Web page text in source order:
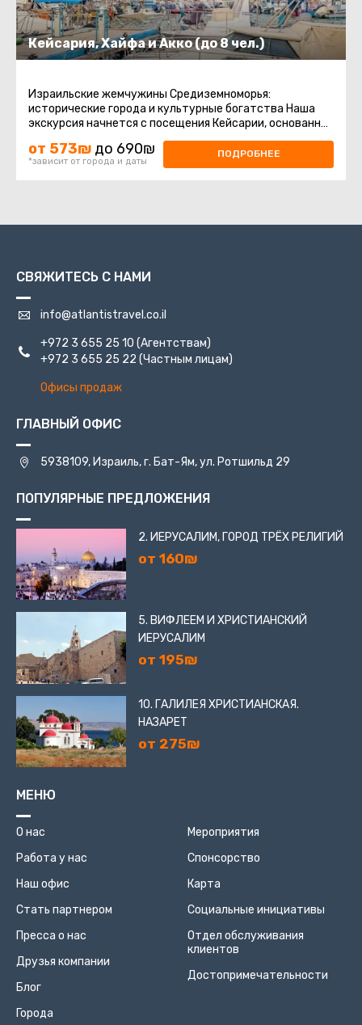
Кейсария, Хайфа и Акко (до 8 чел.)
Израильские жемчужины Средиземноморья:
исторические города и культурные богатства Наша
экскурсия начнется с посещения Кейсарии, основанной
в честь римского императора ...
от 573₪ до 690₪
*зависит от города и даты
ПОДРОБНЕЕ
СВЯЖИТЕСЬ С НАМИ
info@atlantistravel.co.il
+972 3 655 25 10 (Агентствам)
+972 3 655 25 22 (Частным лицам)
Офисы продаж
ГЛАВНЫЙ ОФИС
5938109, Израиль, г. Бат-Ям, ул. Ротшильд 29
ПОПУЛЯРНЫЕ ПРЕДЛОЖЕНИЯ
2. ИЕРУСАЛИМ, ГОРОД ТРЁХ РЕЛИГИЙ
от 160₪
5. ВИФЛЕЕМ И ХРИСТИАНСКИЙ
ИЕРУСАЛИМ
от 195₪
10. ГАЛИЛЕЯ ХРИСТИАНСКАЯ.
НАЗАРЕТ
от 275₪
МЕНЮ
О нас
Работа у нас
Наш офис
Стать партнером
Пресса о нас
Друзья компании
Блог
Города
Мероприятия
Спонсорство
Карта
Социальные инициативы
Отдел обслуживания
клиентов
Достопримечательности